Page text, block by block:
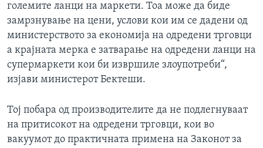
големите ланци на маркети. Тоа може да биде
замрзнување на цени, услови кои им се дадени од
министерството за економија на одредени трговци
а крајната мерка е затварање на одредени ланци на
супермаркети кои би извршиле злоупотреби“,
изјави министерот Бектеши.
Тој побара од производителите да не подлегнуваат
на притисокот на одредени трговци, кои во
вакуумот до практичната примена на Законот за